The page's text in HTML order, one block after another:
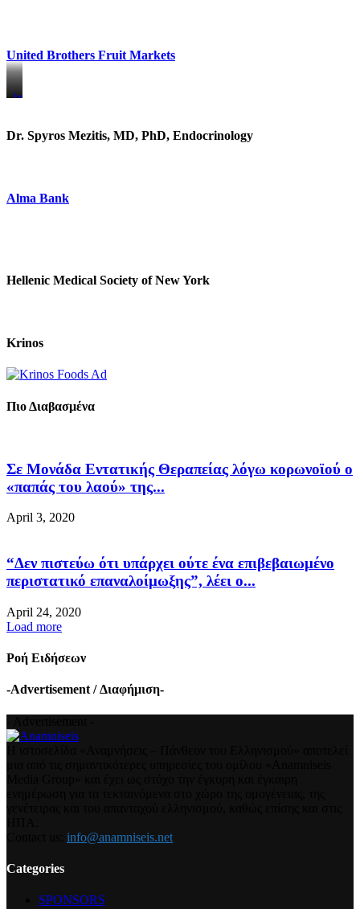
United Brothers Fruit Markets
https://www.unitedbrothersfruitmarkets.com/
https://www.unitedbrothersfruitmarkets.com/
Dr. Spyros Mezitis, MD, PhD, Endocrinology
Alma Bank
Hellenic Medical Society of New York
Krinos
Πιο Διαβασμένα
Σε Μονάδα Εντατικής Θεραπείας λόγω κορωνοϊού ο
«παπάς του λαού» της...
April 3, 2020
“Δεν πιστεύω ότι υπάρχει ούτε ένα επιβεβαιωμένο
περιστατικό επαναλοίμωξης”, λέει ο...
April 24, 2020
Load more
Ροή Ειδήσεων
-Advertisement / Διαφήμιση-
info@anamniseis.net
Categories
SPONSORS